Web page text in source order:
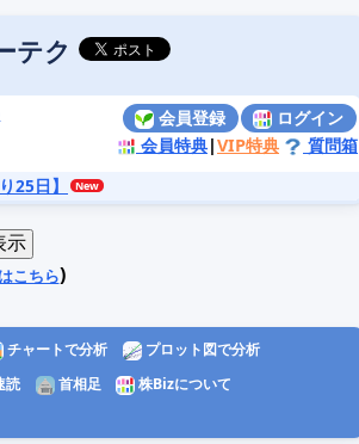
テク
会員登録
ログイン
会員特典|VIP特典 質問箱
25日】
こちら)
チャートで分析
プロット図で分析
読 首相足
株Bizについて